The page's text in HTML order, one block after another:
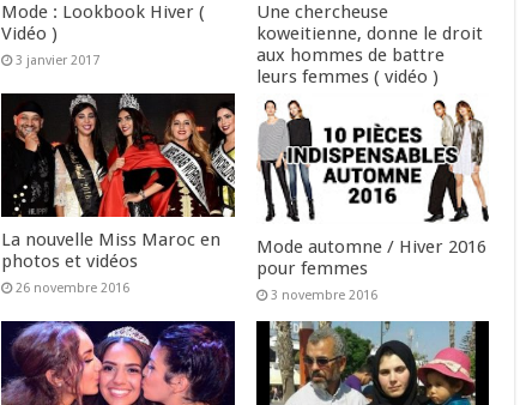
Mode : Lookbook Hiver (
Vidéo )
3 janvier 2017
Une chercheuse
koweitienne, donne le droit
aux hommes de battre
leurs femmes ( vidéo )
16 décembre 2016
La nouvelle Miss Maroc en
photos et vidéos
26 novembre 2016
Mode automne / Hiver 2016
pour femmes
3 novembre 2016